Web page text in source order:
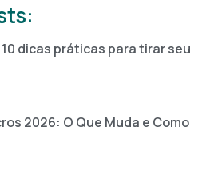
dicas práticas para tirar seu
2026: O Que Muda e Como